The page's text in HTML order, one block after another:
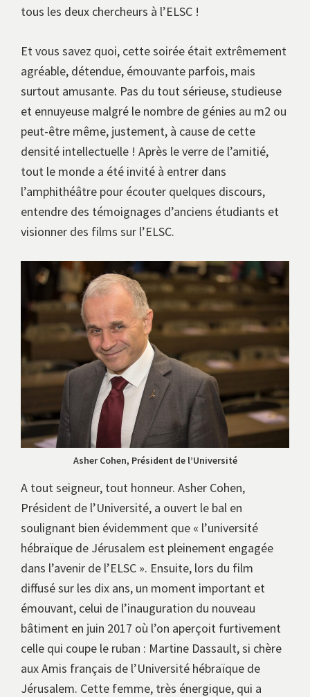
tous les deux chercheurs à l’ELSC !
Et vous savez quoi, cette soirée était extrêmement
agréable, détendue, émouvante parfois, mais
surtout amusante. Pas du tout sérieuse, studieuse
et ennuyeuse malgré le nombre de génies au m2 ou
peut-être même, justement, à cause de cette
densité intellectuelle ! Après le verre de l’amitié,
tout le monde a été invité à entrer dans
l’amphithéâtre pour écouter quelques discours,
entendre des témoignages d’anciens étudiants et
visionner des films sur l’ELSC.
Asher Cohen, Président de l’Université
A tout seigneur, tout honneur. Asher Cohen,
Président de l’Université, a ouvert le bal en
soulignant bien évidemment que « l’université
hébraïque de Jérusalem est pleinement engagée
dans l’avenir de l’ELSC ». Ensuite, lors du film
diffusé sur les dix ans, un moment important et
émouvant, celui de l’inauguration du nouveau
bâtiment en juin 2017 où l’on aperçoit furtivement
celle qui coupe le ruban : Martine Dassault, si chère
aux Amis français de l’Université hébraïque de
Jérusalem. Cette femme, très énergique, qui a